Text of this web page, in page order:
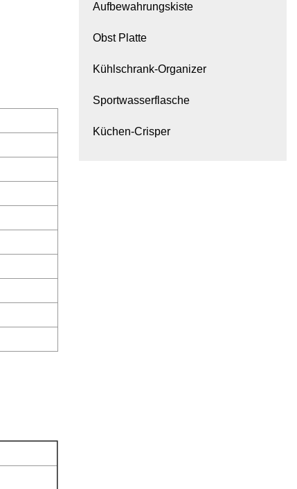
Aufbewahrungskiste
Obst Platte
Kühlschrank-Organizer
Sportwasserflasche
Küchen-Crisper